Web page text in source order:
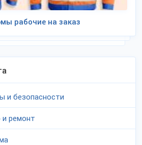
рабочие на заказ
и безопасности
и ремонт